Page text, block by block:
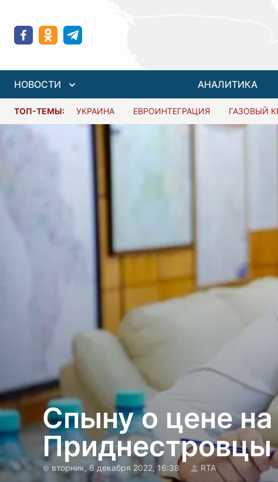
НОВОСТИ АНАЛИТИКА
ТОП-ТЕМЫ: УКРАИНА ЕВРОИНТЕГРАЦИЯ ГАЗОВЫЙ
Спыну о цене на
вторник, 6 декабря 2022, 16:38 RTA